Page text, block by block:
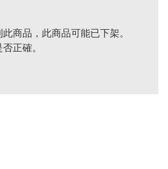
商品，此商品可能已下架。
正確。